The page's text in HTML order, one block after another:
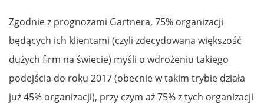
Zgodnie z prognozami Gartnera, 75% organizacji
będących ich klientami (czyli zdecydowana większość
dużych firm na świecie) myśli o wdrożeniu takiego
podejścia do roku 2017 (obecnie w takim trybie działa
już 45% organizacji), przy czym aż 75% z tych organizacji